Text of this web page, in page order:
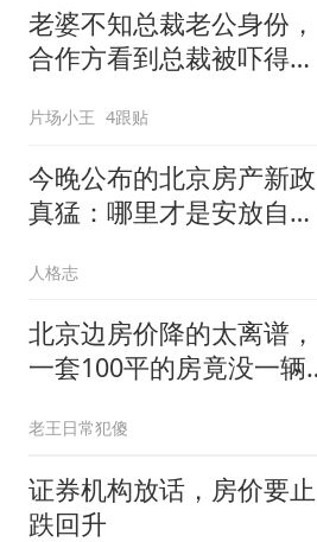
老婆不知总裁老公身份，
合作方看到总裁被吓得直
片场小王 4跟贴
今晚公布的北京房产新政
真猛：哪里才是安放自己
人格志
北京边房价降的太离谱，
一套100平的房竟没一辆
老王日常犯傻
证券机构放话，房价要止
跌回升